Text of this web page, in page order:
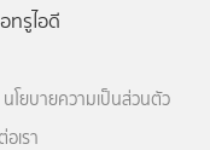
ทรูไอดี
นโยบายความเป็นส่วนตัว
เรา